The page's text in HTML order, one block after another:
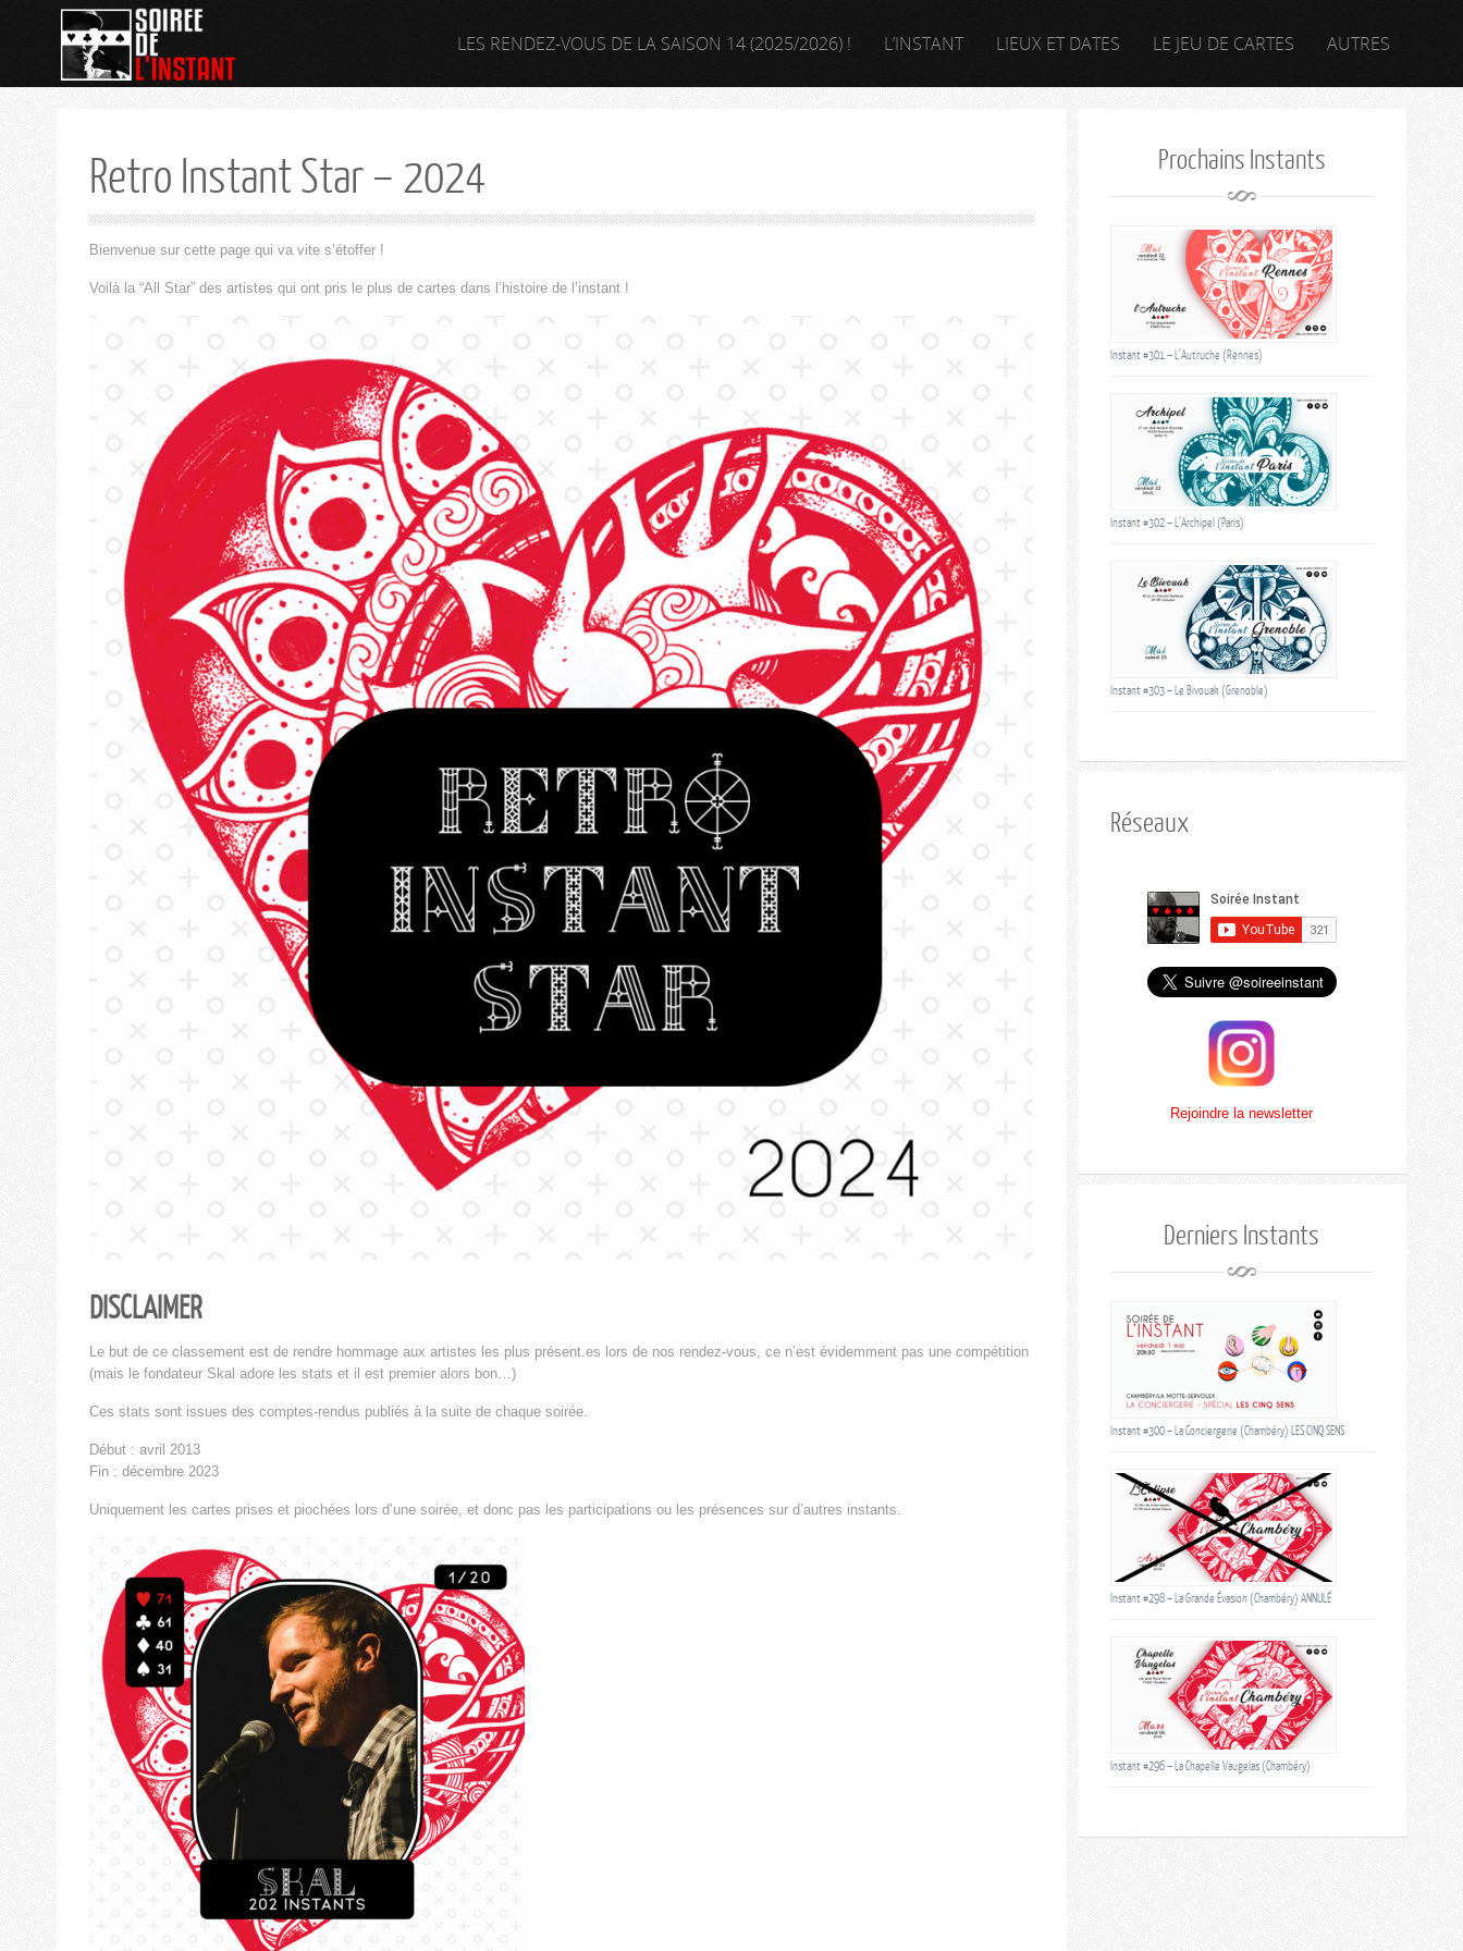
LES RENDEZ-VOUS DE LA SAISON 14 (2025/2026) ! L’INSTANT LIEUX ET DATES LE JEU DE CARTES AUTRES
Retro Instant Star – 2024
Bienvenue sur cette page qui va vite s’étoffer !
Voilà la “All Star” des artistes qui ont pris le plus de cartes dans l’histoire de l’instant !
DISCLAIMER
Le but de ce classement est de rendre hommage aux artistes les plus présent.es lors de nos rendez-vous, ce n’est évidemment pas une compétition
(mais le fondateur Skal adore les stats et il est premier alors bon…)
Ces stats sont issues des comptes-rendus publiés à la suite de chaque soirée.
Début : avril 2013
Fin : décembre 2023
Uniquement les cartes prises et piochées lors d’une soirée, et donc pas les participations ou les présences sur d’autres instants.
Prochains Instants
Instant #301 – L’Autruche (Rennes)
Instant #302 – L’Archipel (Paris)
Instant #303 – Le Bivouak (Grenoble)
Réseaux
Rejoindre la newsletter
Derniers Instants
Instant #300 – La Conciergerie (Chambéry) LES CINQ SENS
Instant #298 – La Grande Évasion (Chambéry) ANNULÉ
Instant #296 – La Chapelle Vaugelas (Chambéry)